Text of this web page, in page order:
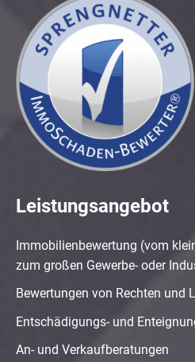
Leistungsangebot
Immobilienbewertung (vom
zum großen Gewerbe- oder
Bewertungen von Rechten und
Entschädigungs- und
An- und Verkaufberatungen